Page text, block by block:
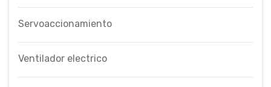
Servoaccionamiento
Ventilador electrico